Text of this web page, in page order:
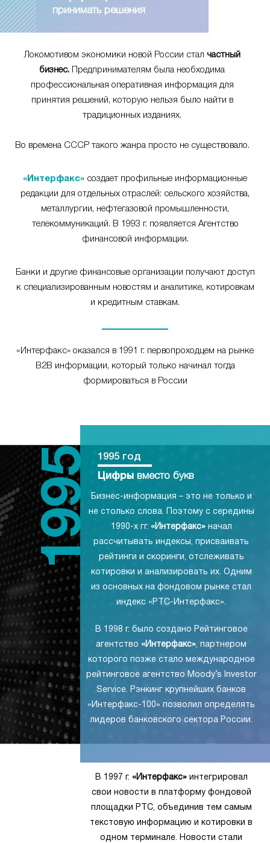
принимать решения
Локомотивом экономики новой России стал частный
бизнес. Предпринимателям была необходима
профессиональная оперативная информация для
принятия решений, которую нельзя было найти в
традиционных изданиях.
Во времена СССР такого жанра просто не существовало.
«Интерфакс» создает профильные информационные
редакции для отдельных отраслей: сельского хозяйства,
металлургии, нефтегазовой промышленности,
телекоммуникаций. В 1993 г. появляется Агентство
финансовой информации.
Банки и другие финансовые организации получают доступ
к специализированным новостям и аналитике, котировкам
и кредитным ставкам.
«Интерфакс» оказался в 1991 г. первопроходцем на рынке
B2B информации, который только начинал тогда
формироваться в России
1995 год
Цифры вместо букв
Бизнес-информация – это не только и
не столько слова. Поэтому с середины
1990-х гг. «Интерфакс»начал
рассчитывать индексы, присваивать
рейтинги и скоринги, отслеживать
котировки и анализировать их. Одним
из основных на фондовом рынке стал
индекс «РТС-Интерфакс».
В 1998 г. было создано Рейтинговое
агентство «Интерфакс», партнером
которого позже стало международное
рейтинговое агентство Moody’s Investor
Service. Рэнкинг крупнейших банков
«Интерфакс-100» позволил определять
лидеров банковского сектора России.
В 1997 г. «Интерфакс»интегрировал
свои новости в платформу фондовой
площадки РТС, объединив тем самым
текстовую информацию и котировки в
одном терминале. Новости стали